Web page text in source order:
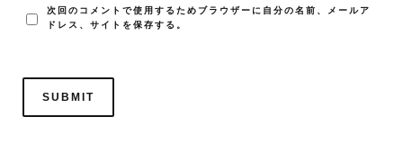
次回のコメントで使用するためブラウザーに自分の名前、メールア
ドレス、サイトを保存する。